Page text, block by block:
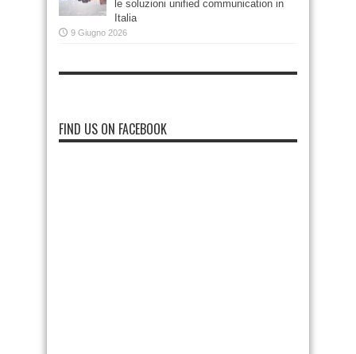
le soluzioni unified communication in
Italia
9 Giugno 2026
FIND US ON FACEBOOK